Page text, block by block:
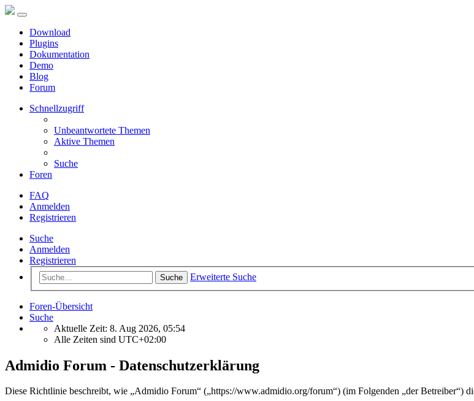
Download
Plugins
Dokumentation
Demo
Blog
Forum
Schnellzugriff
Unbeantwortete Themen
Aktive Themen
Suche
Foren
FAQ
Anmelden
Registrieren
Suche
Anmelden
Registrieren
Suche Erweiterte Suche
Foren-Übersicht
Suche
Aktuelle Zeit: 8. Aug 2026, 05:54
Alle Zeiten sind UTC+02:00
Admidio Forum - Datenschutzerklärung
Diese Richtlinie beschreibt, wie „Admidio Forum“ („https://www.admidio.org/forum“) (im Folgenden „der Betreiber“)